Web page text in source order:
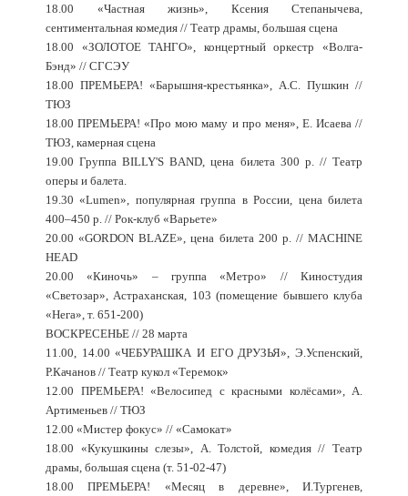
18.00 «Частная жизнь», Ксения Степанычева,
сентиментальная комедия // Театр драмы, большая сцена
18.00 «ЗОЛОТОЕ ТАНГО», концертный оркестр «Волга-
Бэнд» // СГСЭУ
18.00 ПРЕМЬЕРА! «Барышня-крестьянка», А.С. Пушкин //
ТЮЗ
18.00 ПРЕМЬЕРА! «Про мою маму и про меня», Е. Исаева //
ТЮЗ, камерная сцена
19.00 Группа BILLY'S BAND, цена билета 300 р. // Театр
оперы и балета.
19.30 «Lumen», популярная группа в России, цена билета
400–450 р. // Рок-клуб «Варьете»
20.00 «GORDON BLAZE», цена билета 200 р. // MACHINE
HEAD
20.00 «Киночь» – группа «Метро» // Киностудия
«Светозар», Астраханская, 103 (помещение бывшего клуба
«Нега», т. 651-200)
ВОСКРЕСЕНЬЕ // 28 марта
11.00, 14.00 «ЧЕБУРАШКА И ЕГО ДРУЗЬЯ», Э.Успенский,
Р.Качанов // Театр кукол «Теремок»
12.00 ПРЕМЬЕРА! «Велосипед с красными колёсами», А.
Артименьев // ТЮЗ
12.00 «Мистер фокус» // «Самокат»
18.00 «Кукушкины слезы», А. Толстой, комедия // Театр
драмы, большая сцена (т. 51-02-47)
18.00 ПРЕМЬЕРА! «Месяц в деревне», И.Тургенев,